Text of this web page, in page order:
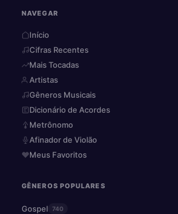
NAVEGAR
Início
Cifras Recentes
Mais Tocadas
Artistas
Gêneros Musicais
Dicionário de Acordes
Metrônomo
Afinador de Violão
Meus Favoritos
GÊNEROS POPULARES
Gospel 740